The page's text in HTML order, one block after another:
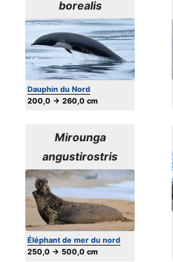
borealis
Dauphin du Nord
200,0 → 260,0 cm
Mirounga
angustirostris
Éléphant de mer du nord
250,0 → 500,0 cm